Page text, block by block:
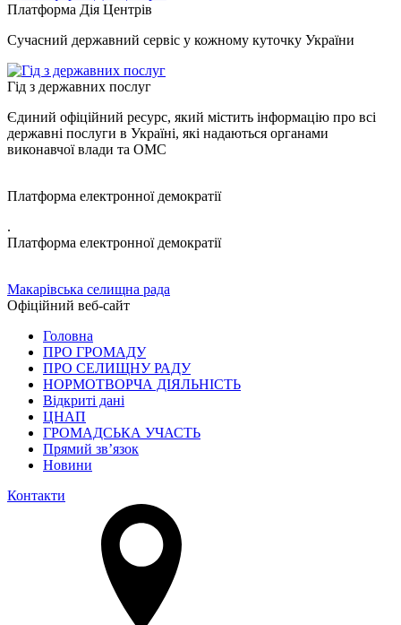
Платформа Дія Центрів
Сучасний державний сервіс у кожному куточку України
Гід з державних послуг
Єдиний офіційний ресурс, який містить інформацію про всі
державні послуги в Україні, які надаються органами
виконавчої влади та ОМС
Платформа електронної демократії
.
Платформа електронної демократії
Макарівська селищна рада
Офіційний веб-сайт
Головна
ПРО ГРОМАДУ
ПРО СЕЛИЩНУ РАДУ
НОРМОТВОРЧА ДІЯЛЬНІСТЬ
Відкриті дані
ЦНАП
ГРОМАДСЬКА УЧАСТЬ
Прямий зв’язок
Новини
Контакти